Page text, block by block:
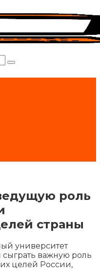
роль
страны
университет
важную роль
целей России,